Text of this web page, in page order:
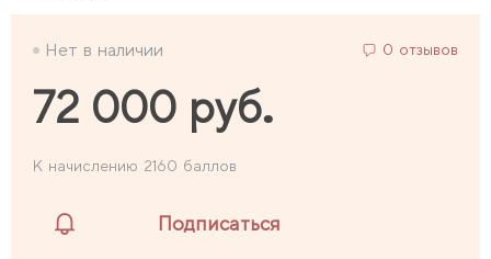
Нет в наличии 0 отзывов
72 000 руб.
К начислению 2160 баллов
Подписаться